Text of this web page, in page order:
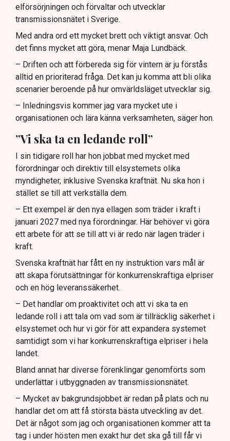
elförsörjningen och förvaltar och utvecklar
transmissionsnätet i Sverige.
Med andra ord ett mycket brett och viktigt ansvar. Och
det finns mycket att göra, menar Maja Lundbäck.
– Driften och att förbereda sig för vintern är ju förstås
alltid en prioriterad fråga. Det kan ju komma att bli olika
scenarier beroende på hur omvärldsläget utvecklar sig.
– Inledningsvis kommer jag vara mycket ute i
organisationen och lära känna verksamheten, säger hon.
”Vi ska ta en ledande roll”
I sin tidigare roll har hon jobbat med mycket med
förordningar och direktiv till elsystemets olika
myndigheter, inklusive Svenska kraftnät. Nu ska hon i
stället se till att verkställa dem.
– Ett exempel är den nya ellagen som träder i kraft i
januari 2027 med nya förordningar. Här behöver vi göra
ett arbete för att se till att vi är redo när lagen träder i
kraft.
Svenska kraftnät har fått en ny instruktion vars mål är
att skapa förutsättningar för konkurrenskraftiga elpriser
och en hög leveranssäkerhet.
– Det handlar om proaktivitet och att vi ska ta en
ledande roll i att tala om vad som är tillräcklig säkerhet i
elsystemet och hur vi gör för att expandera systemet
samtidigt som vi har konkurrenskraftiga elpriser i hela
landet.
Bland annat har diverse förenklingar genomförts som
underlättar i utbyggnaden av transmissionsnätet.
– Mycket av bakgrundsjobbet är redan på plats och nu
handlar det om att få största bästa utveckling av det.
Det är något som jag och organisationen kommer att ta
tag i under hösten men exakt hur det ska gå till får vi